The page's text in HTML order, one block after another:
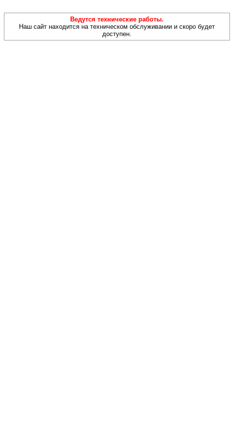
Ведутся технические работы.
Наш сайт находится на техническом обслуживании и скоро будет
доступен.